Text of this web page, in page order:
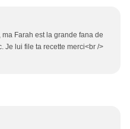
Farah est la grande fana de
Je lui file ta recette merci<br />